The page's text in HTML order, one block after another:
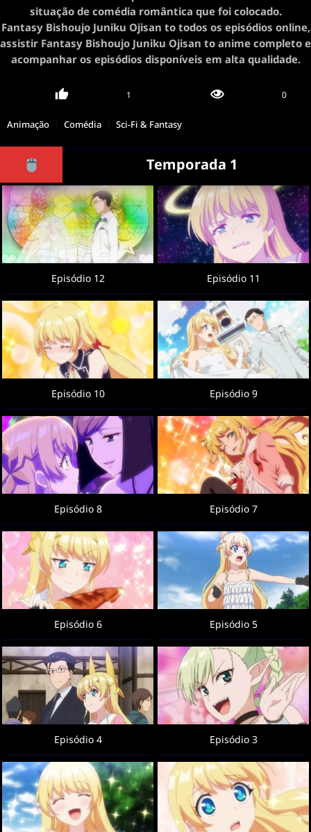
situação de comédia romântica que foi colocado.
Fantasy Bishoujo Juniku Ojisan to todos os episódios online,
assistir Fantasy Bishoujo Juniku Ojisan to anime completo e
acompanhar os episódios disponíveis em alta qualidade.
1 0
Animação Comédia Sci-Fi & Fantasy
Temporada 1
Episódio 12 Episódio 11
Episódio 10 Episódio 9
Episódio 8 Episódio 7
Episódio 6 Episódio 5
Episódio 4 Episódio 3